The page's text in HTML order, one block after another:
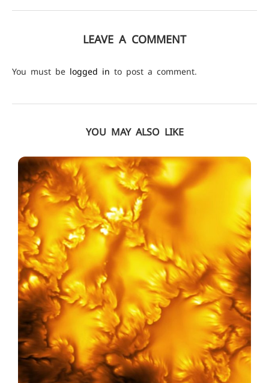
LEAVE A COMMENT
You must be logged in to post a comment.
YOU MAY ALSO LIKE